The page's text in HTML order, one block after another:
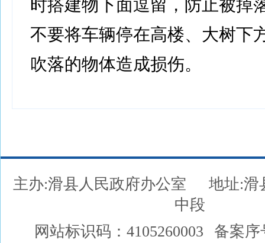
时搭建物下面逗留，防止被掉
不要将车辆停在高楼、大树下
吹落的物体造成损伤。
主办:滑县人民政府办公室
地址:滑
中段
网站标识码：4105260003
备案序